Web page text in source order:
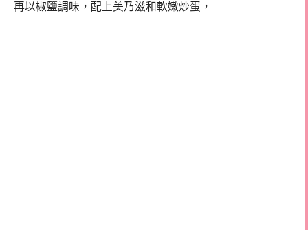
再以椒鹽調味，配上美乃滋和軟嫩炒蛋，